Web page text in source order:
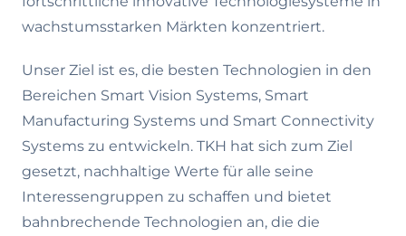
wachstumsstarken Märkten konzentriert.
Unser Ziel ist es, die besten Technologien in den
Bereichen Smart Vision Systems, Smart
Manufacturing Systems und Smart Connectivity
Systems zu entwickeln. TKH hat sich zum Ziel
gesetzt, nachhaltige Werte für alle seine
Interessengruppen zu schaffen und bietet
bahnbrechende Technologien an, die die